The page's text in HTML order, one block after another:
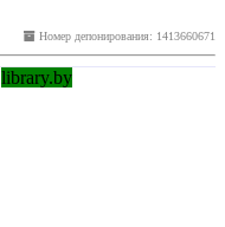
Номер депонирования: 1413660671
library.by